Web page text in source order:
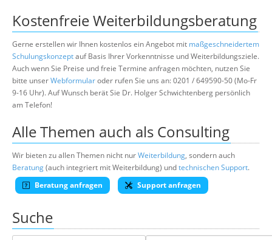
Kostenfreie Weiterbildungsberatung
Gerne erstellen wir Ihnen kostenlos ein Angebot mit maßgeschneidertem
Schulungskonzeptauf Basis Ihrer Vorkenntnisse und Weiterbildungsziele.
Auch wenn Sie Preise und freie Termine anfragen möchten, nutzen Sie
bitte unserWebformularoder rufen Sie uns an: 0201 / 649590-50 (Mo-Fr
9-16 Uhr). Auf Wunsch berät Sie Dr. Holger Schwichtenberg persönlich
am Telefon!
Alle Themen auch als Consulting
Wir bieten zu allen Themen nicht nurWeiterbildung, sondern auch
Beratung(auch integriert mit Weiterbildung) undtechnischen Support.
Beratung anfragen
Support anfragen
Suche